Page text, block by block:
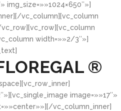
img_size=»»1024×650″»]
vc_column][vc_column
width=»»2/3″»]
®
image=»»17″»
vc_column_inner]